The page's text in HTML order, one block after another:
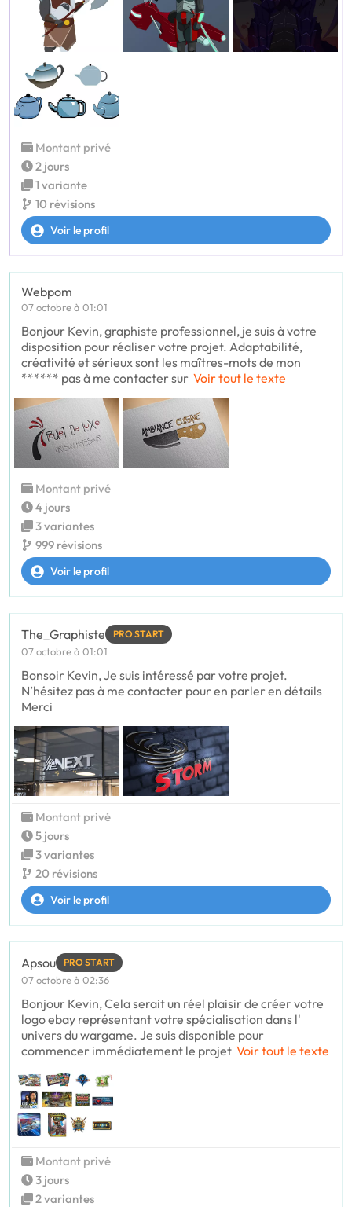
Montant privé
2 jours
1 variante
10 révisions
Voir le profil
Webpom
07 octobre à 01:01
Bonjour Kevin, graphiste professionnel, je suis à votre
disposition pour réaliser votre projet. Adaptabilité,
créativité et sérieux sont les maîtres-mots de mon
****** pas à me contacter sur Voir tout le texte
Montant privé
4 jours
3 variantes
999 révisions
Voir le profil
The_Graphiste PRO START
07 octobre à 01:01
Bonsoir Kevin, Je suis intéressé par votre projet.
N’hésitez pas à me contacter pour en parler en détails
Merci
Montant privé
5 jours
3 variantes
20 révisions
Voir le profil
Apsou PRO START
07 octobre à 02:36
Bonjour Kevin, Cela serait un réel plaisir de créer votre
logo ebay représentant votre spécialisation dans l'
univers du wargame. Je suis disponible pour
commencer immédiatement le projet Voir tout le texte
Montant privé
3 jours
2 variantes